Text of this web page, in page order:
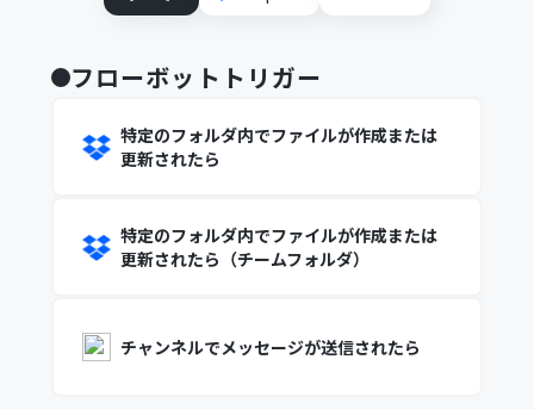
フローボットトリガー
特定のフォルダ内でファイルが作成または
更新されたら
特定のフォルダ内でファイルが作成または
更新されたら（チームフォルダ）
チャンネルでメッセージが送信されたら